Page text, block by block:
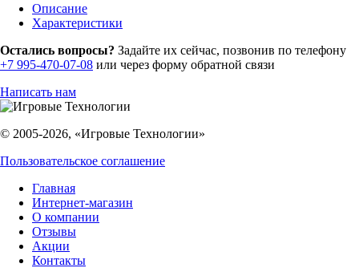
Описание
Характеристики
Остались вопросы? Задайте их сейчас, позвонив по телефону
+7 995-470-07-08 или через форму обратной связи
Написать нам
© 2005-2026, «Игровые Технологии»
Пользовательское соглашение
Главная
Интернет-магазин
О компании
Отзывы
Акции
Контакты